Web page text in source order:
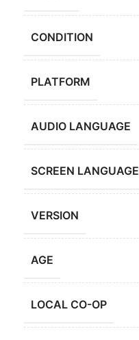
CONDITION
PLATFORM
AUDIO LANGUAGE
SCREEN LANGUAGE
VERSION
AGE
LOCAL CO-OP